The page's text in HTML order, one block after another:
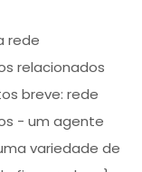
rede
relacionados
breve: rede
- um agente
variedade de